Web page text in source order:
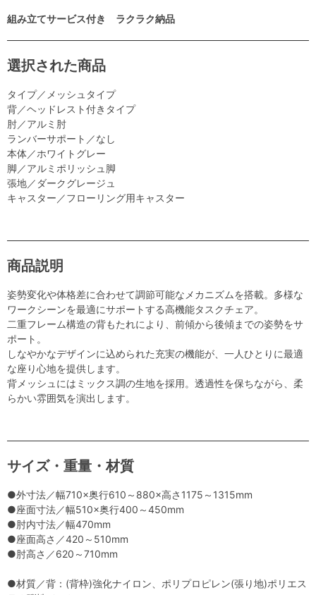
組み立てサービス付き ラクラク納品
選択された商品
タイプ／メッシュタイプ
背／ヘッドレスト付きタイプ
肘／アルミ肘
ランバーサポート／なし
本体／ホワイトグレー
脚／アルミポリッシュ脚
張地／ダークグレージュ
キャスター／フローリング用キャスター
商品説明
姿勢変化や体格差に合わせて調節可能なメカニズムを搭載。多様な
ワークシーンを最適にサポートする高機能タスクチェア。
二重フレーム構造の背もたれにより、前傾から後傾までの姿勢をサ
ポート。
しなやかなデザインに込められた充実の機能が、一人ひとりに最適
な座り心地を提供します。
背メッシュにはミックス調の生地を採用。透過性を保ちながら、柔
らかい雰囲気を演出します。
サイズ・重量・材質
●外寸法／幅710×奥行610～880×高さ1175～1315mm
●座面寸法／幅510×奥行400～450mm
●肘内寸法／幅470mm
●座面高さ／420～510mm
●肘高さ／620～710mm
●材質／背：(背枠)強化ナイロン、ポリプロピレン(張り地)ポリエス